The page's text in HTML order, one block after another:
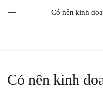
Có nên kinh
LOGIN